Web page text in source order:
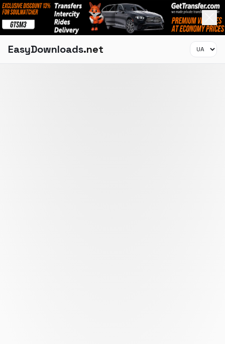
EasyDownloads.net